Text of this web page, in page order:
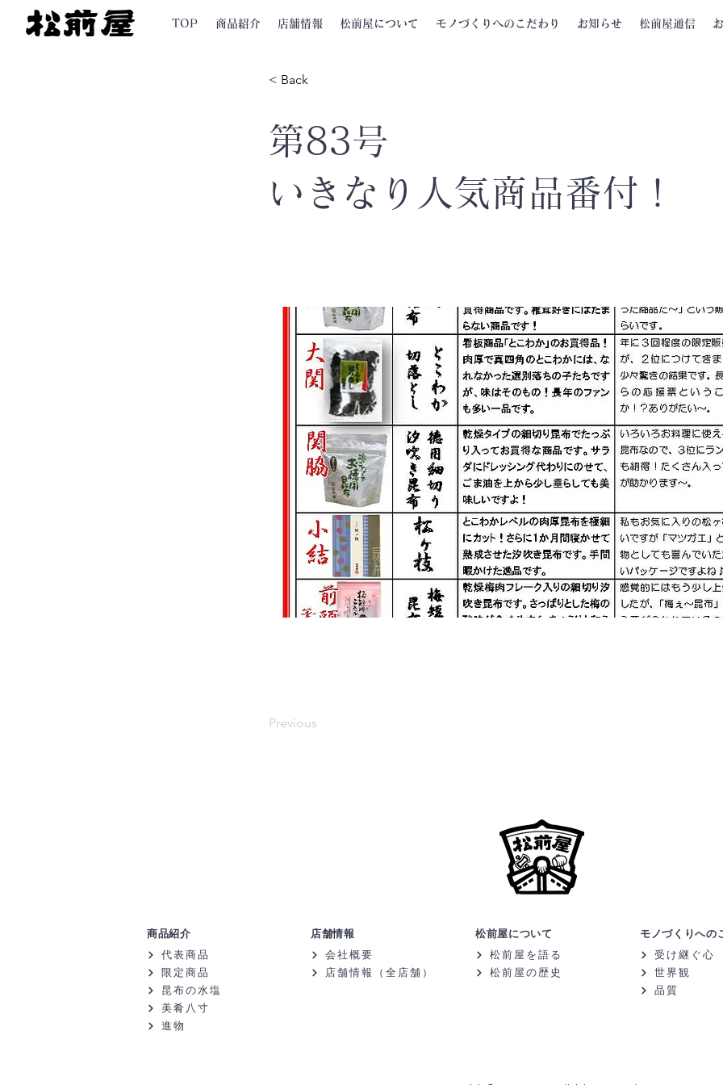
TOP 商品紹介 店舗情報 松前屋について モノづくりへのこだわり お知らせ 松前屋通信
< Back
第83号
いきなり人気商品番付！
Previous
商品紹介
代表商品
限定商品
店舗情報
会社概要
店舗情報（全店舗）
松前屋について
松前屋を語る
松前屋の歴史
昆布の水塩
モノづくりへの
受け継ぐ心
世界観
品質
美肴八寸
進物